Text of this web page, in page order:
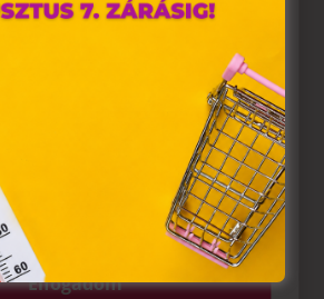
hírközlésről szóló 2003. évi C.
kereskedelmi szolgáltatások, az
összefüggő szolgáltatások
2001. évi CVIII. törvény, valamint az
megfelelően használjuk. Azon
az Európai Unió országain belül
használatához, és ezeknek a
vagy egyéb eszközén történő
hozzájárulását kell kérniük.
Elfogadom